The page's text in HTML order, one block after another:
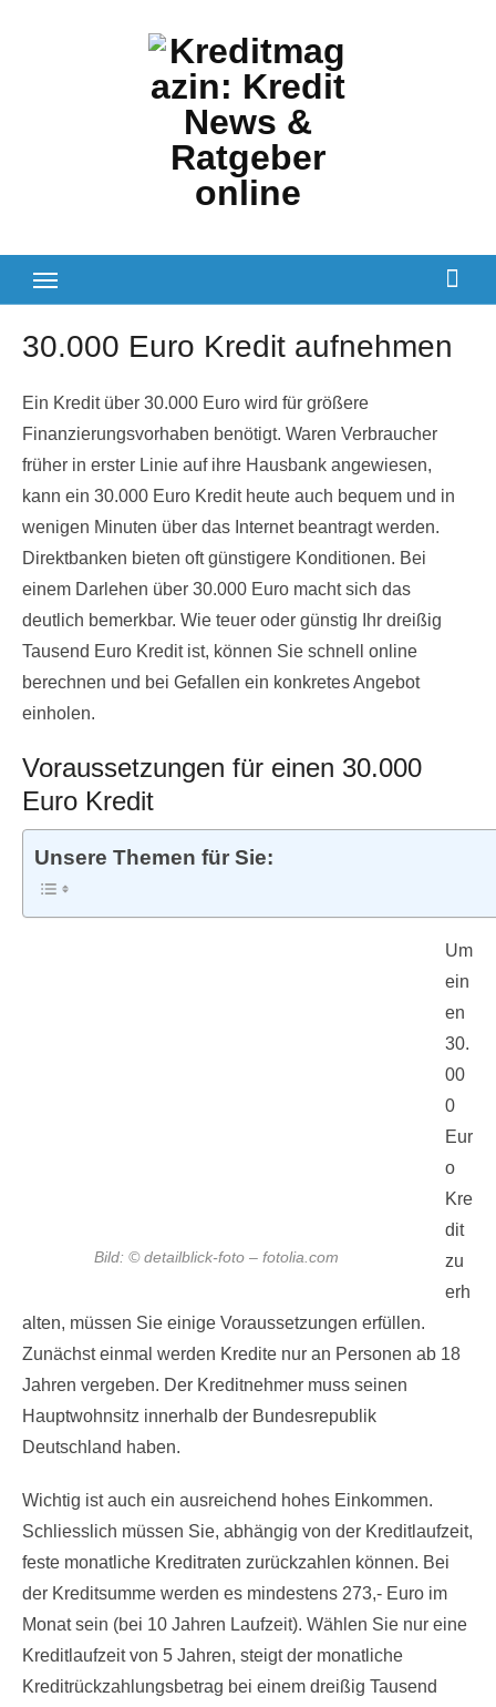
30.000 Euro Kredit aufnehmen
Ein Kredit über 30.000 Euro wird für größere
Finanzierungsvorhaben benötigt. Waren Verbraucher
früher in erster Linie auf ihre Hausbank angewiesen,
kann ein 30.000 Euro Kredit heute auch bequem und in
wenigen Minuten über das Internet beantragt werden.
Direktbanken bieten oft günstigere Konditionen. Bei
einem Darlehen über 30.000 Euro macht sich das
deutlich bemerkbar. Wie teuer oder günstig Ihr dreißig
Tausend Euro Kredit ist, können Sie schnell online
berechnen und bei Gefallen ein konkretes Angebot
einholen.
Voraussetzungen für einen 30.000
Euro Kredit
Unsere Themen für Sie:
Bild: © detailblick-foto – fotolia.com
Um
ein
en
30.
00
0
Eur
o
Kre
dit
zu
erh
alten, müssen Sie einige Voraussetzungen erfüllen.
Zunächst einmal werden Kredite nur an Personen ab 18
Jahren vergeben. Der Kreditnehmer muss seinen
Hauptwohnsitz innerhalb der Bundesrepublik
Deutschland haben.
Wichtig ist auch ein ausreichend hohes Einkommen.
Schliesslich müssen Sie, abhängig von der Kreditlaufzeit,
feste monatliche Kreditraten zurückzahlen können. Bei
der Kreditsumme werden es mindestens 273,- Euro im
Monat sein (bei 10 Jahren Laufzeit). Wählen Sie nur eine
Kreditlaufzeit von 5 Jahren, steigt der monatliche
Kreditrückzahlungsbetrag bei einem dreißig Tausend